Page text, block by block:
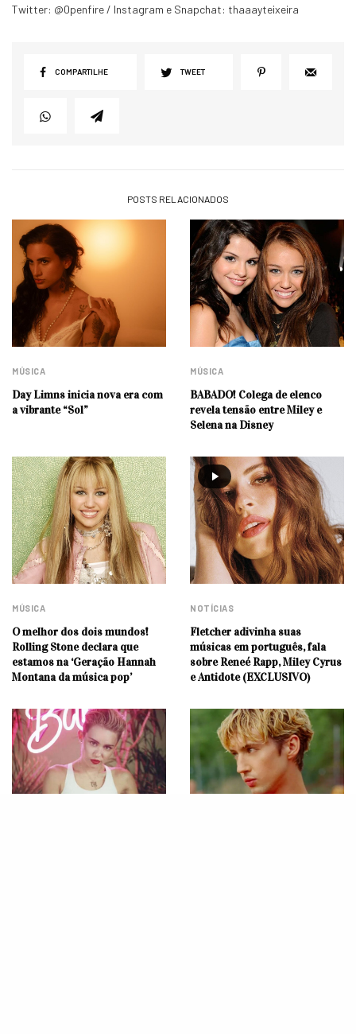
Twitter: @0penfire / Instagram e Snapchat: thaaayteixeira
COMPARTILHE TWEET
POSTS RELACIONADOS
MÚSICA
Day Limns inicia nova era com
a vibrante “Sol”
MÚSICA
BABADO! Colega de elenco
revela tensão entre Miley e
Selena na Disney
MÚSICA
O melhor dos dois mundos!
Rolling Stone declara que
estamos na ‘Geração Hannah
Montana da música pop’
NOTÍCIAS
Fletcher adivinha suas
músicas em português, fala
sobre Reneé Rapp, Miley Cyrus
e Antidote (EXCLUSIVO)